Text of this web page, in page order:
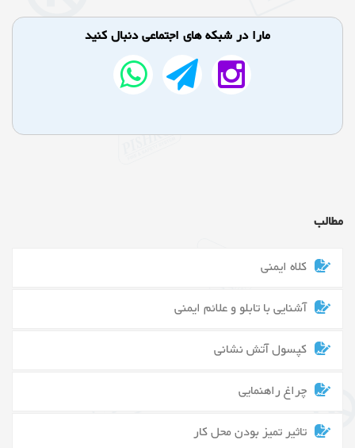
مارا در شبکه های اجتماعی دنبال کنید
مطالب
کلاه ایمنی
آشنایی با تابلو و علائم ایمنی
کپسول آتش نشانی
چراغ راهنمایی
تاثیر تمیز بودن محل کار